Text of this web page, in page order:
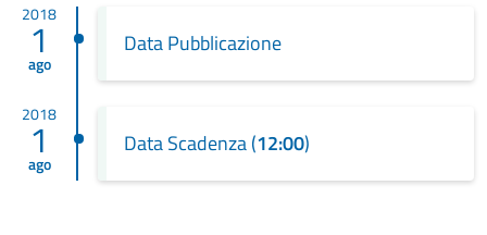
2018
1
ago
Data Pubblicazione
2018
1
ago
Data Scadenza (12:00)